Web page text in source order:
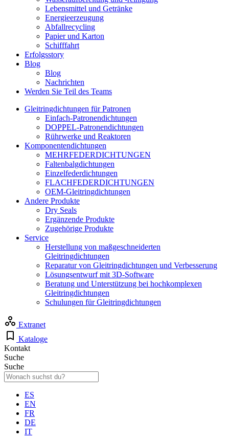
Lebensmittel und Getränke
Energieerzeugung
Abfallrecycling
Papier und Karton
Schifffahrt
Erfolgsstory
Blog
Blog
Nachrichten
Werden Sie Teil des Teams
Gleitringdichtungen für Patronen
Einfach-Patronendichtungen
DOPPEL-Patronendichtungen
Rührwerke und Reaktoren
Komponentendichtungen
MEHRFEDERDICHTUNGEN
Faltenbalgdichtungen
Einzelfederdichtungen
FLACHFEDERDICHTUNGEN
OEM-Gleitringdichtungen
Andere Produkte
Dry Seals
Ergänzende Produkte
Zugehörige Produkte
Service
Herstellung von maßgeschneiderten
Gleitringdichtungen
Reparatur von Gleitringdichtungen und Verbesserung
Lösungsentwurf mit 3D-Software
Beratung und Unterstützung bei hochkomplexen
Gleitringdichtungen
Schulungen für Gleitringdichtungen
Extranet
Kataloge
Kontakt
Suche
Suche
ES
EN
FR
DE
IT